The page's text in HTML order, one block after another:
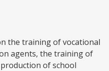
the training of vocational
agents, the training of
of school